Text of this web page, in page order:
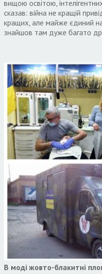
вищою освітою,
сказав: війна не кращій
кращих, але майже єдиний на
знайшов там дуже багато
В моді жовто-блакитні